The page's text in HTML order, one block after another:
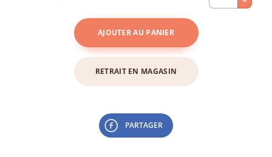
AJOUTER AU PANIER
RETRAIT EN MAGASIN
PARTAGER